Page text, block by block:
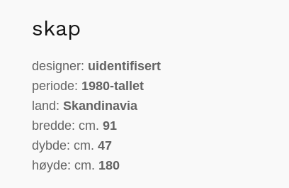
skap
designer: uidentifisert
periode: 1980-tallet
land:Skandinavia
bredde: cm.91
dybde: cm.47
høyde: cm. 180